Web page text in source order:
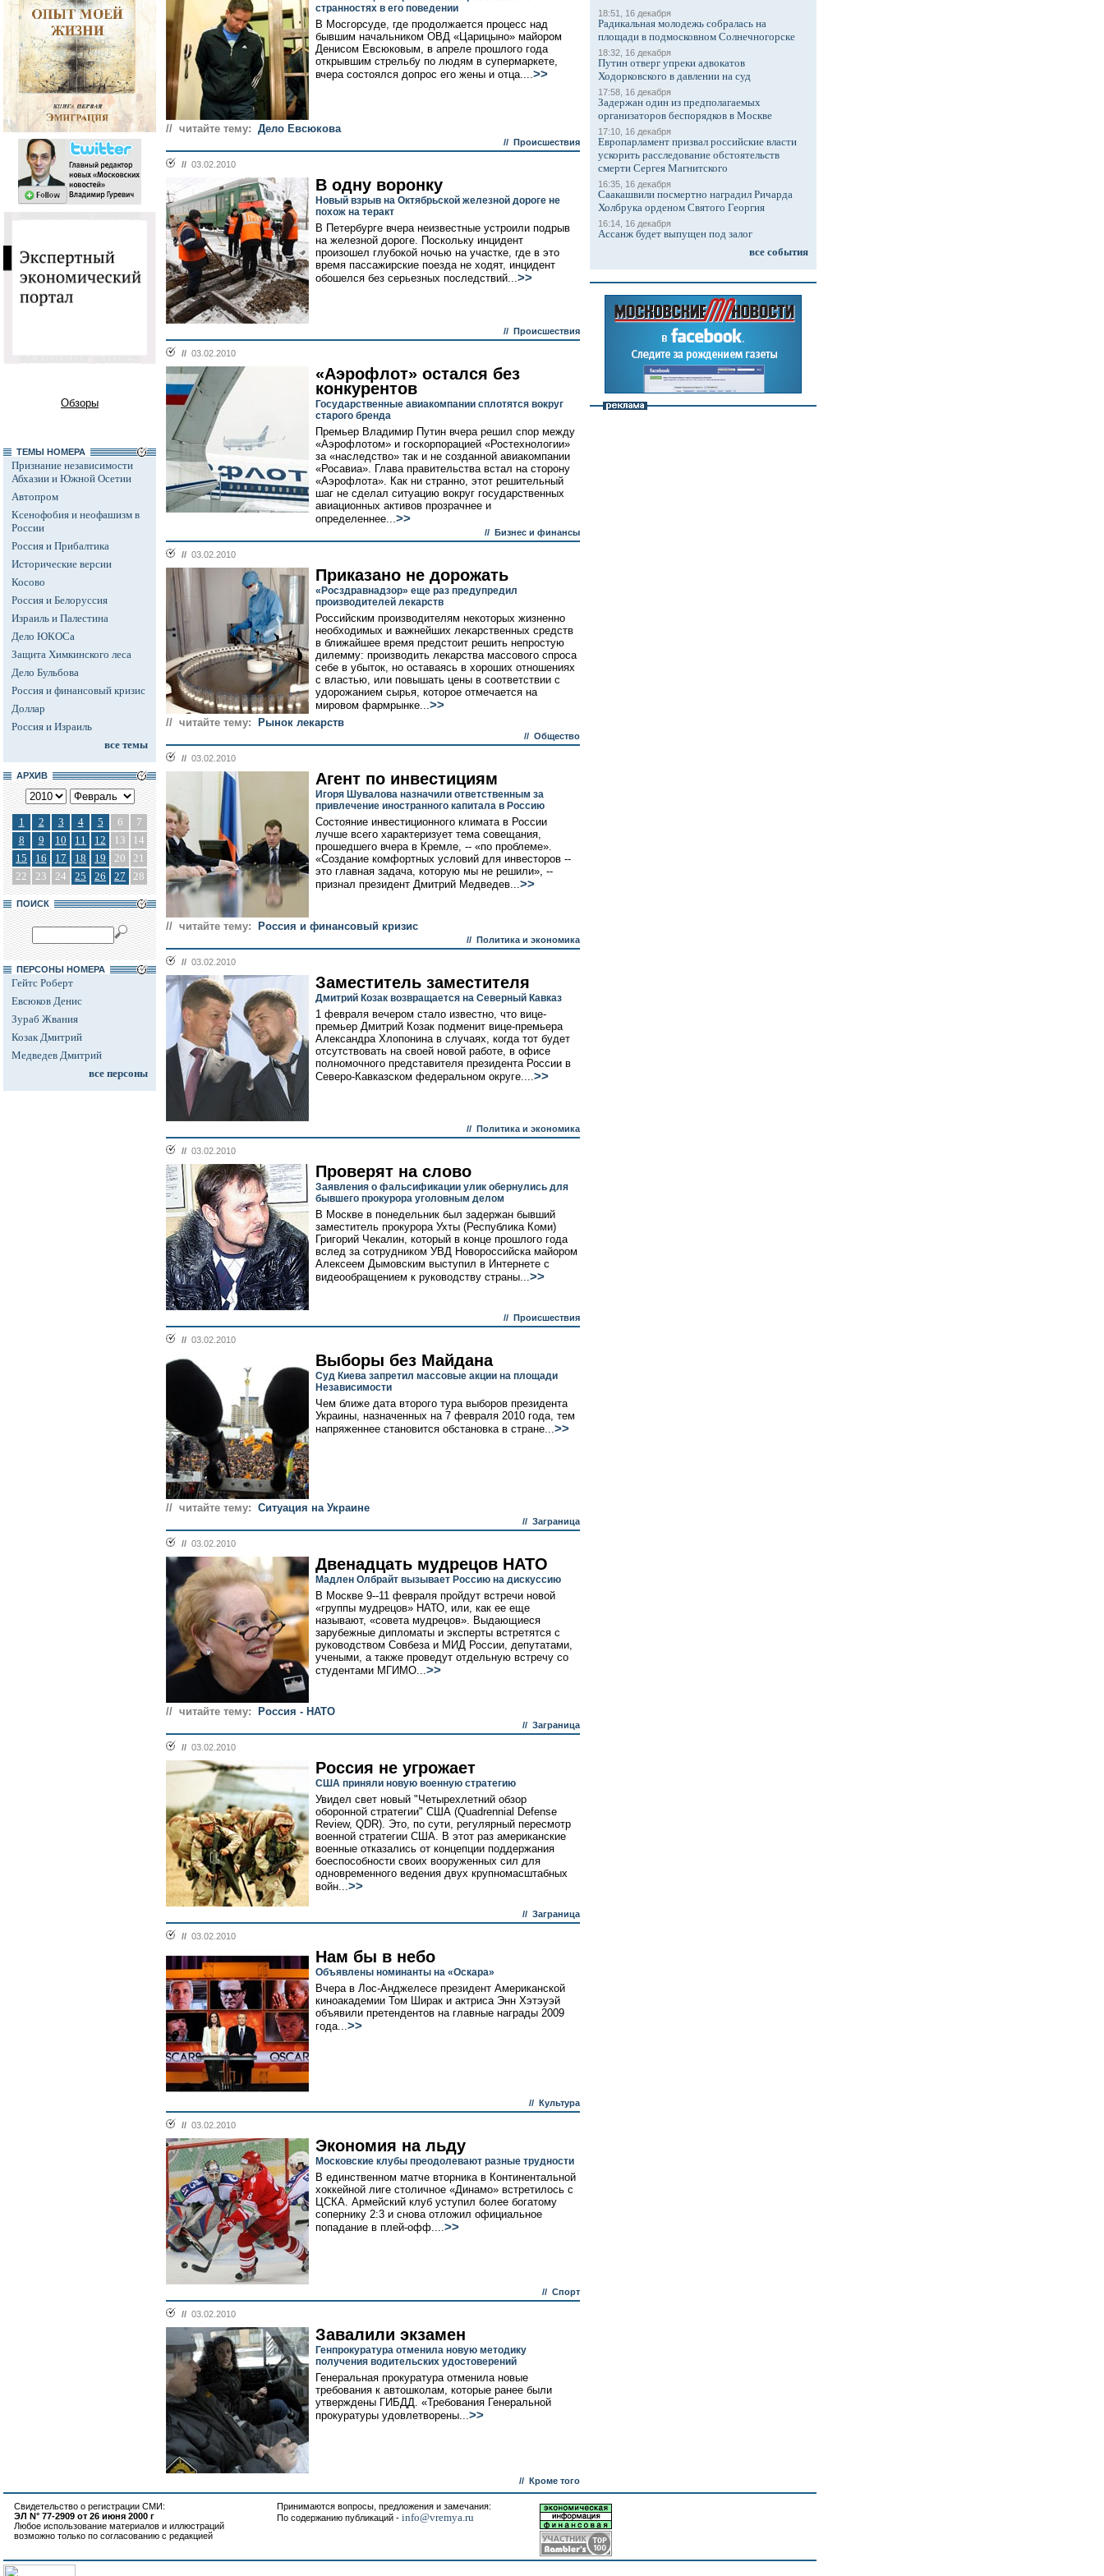
Обзоры
ТЕМЫ НОМЕРА
Признание независимости
Абхазии и Южной Осетии
Автопром
Ксенофобия и неофашизм в
России
Россия и Прибалтика
Исторические версии
Косово
Россия и Белоруссия
Израиль и Палестина
Дело ЮКОСа
Защита Химкинского леса
Дело Бульбова
Россия и финансовый кризис
Доллар
Россия и Израиль
все темы
АРХИВ
1 2 3 4 5 6
7
8
9 10 11 12 13
14
15
16 17 18 19 20
21
22
23 24 25 26 27 28
ПОИСК
ПЕРСОНЫ НОМЕРА
Гейтс Роберт
Евсюков Денис
Зураб Жвания
Козак Дмитрий
Медведев Дмитрий
все персоны
странностях в его поведении
В Мосгорсуде, где продолжается процесс над
бывшим начальником ОВД «Царицыно» майором
Денисом Евсюковым, в апреле прошлого года
открывшим стрельбу по людям в супермаркете,
вчера состоялся допрос его жены и отца....>>
// читайте тему: Дело Евсюкова
// Происшествия
// 03.02.2010
В одну воронку
Новый взрыв на Октябрьской железной дороге не
похож на теракт
В Петербурге вчера неизвестные устроили подрыв
на железной дороге. Поскольку инцидент
произошел глубокой ночью на участке, где в это
время пассажирские поезда не ходят, инцидент
обошелся без серьезных последствий...>>
// Происшествия
// 03.02.2010
«Аэрофлот» остался без
конкурентов
Государственные авиакомпании сплотятся вокруг
старого бренда
Премьер Владимир Путин вчера решил спор между
«Аэрофлотом» и госкорпорацией «Ростехнологии»
за «наследство» так и не созданной авиакомпании
«Росавиа». Глава правительства встал на сторону
«Аэрофлота». Как ни странно, этот решительный
шаг не сделал ситуацию вокруг государственных
авиационных активов прозрачнее и
определеннее...>>
// Бизнес и финансы
// 03.02.2010
Приказано не дорожать
«Росздравнадзор» еще раз предупредил
производителей лекарств
Российским производителям некоторых жизненно
необходимых и важнейших лекарственных средств
в ближайшее время предстоит решить непростую
дилемму: производить лекарства массового спроса
себе в убыток, но оставаясь в хороших отношениях
с властью, или повышать цены в соответствии с
удорожанием сырья, которое отмечается на
мировом фармрынке...>>
// читайте тему: Рынок лекарств
// Общество
// 03.02.2010
Агент по инвестициям
Игоря Шувалова назначили ответственным за
привлечение иностранного капитала в Россию
Состояние инвестиционного климата в России
лучше всего характеризует тема совещания,
прошедшего вчера в Кремле, -- «по проблеме».
«Создание комфортных условий для инвесторов --
это главная задача, которую мы не решили», --
признал президент Дмитрий Медведев...>>
// читайте тему: Россия и финансовый кризис
// Политика и экономика
// 03.02.2010
Заместитель заместителя
Дмитрий Козак возвращается на Северный Кавказ
1 февраля вечером стало известно, что вице-
премьер Дмитрий Козак подменит вице-премьера
Александра Хлопонина в случаях, когда тот будет
отсутствовать на своей новой работе, в офисе
полномочного представителя президента России в
Северо-Кавказском федеральном округе....>>
// Политика и экономика
// 03.02.2010
Проверят на слово
Заявления о фальсификации улик обернулись для
бывшего прокурора уголовным делом
В Москве в понедельник был задержан бывший
заместитель прокурора Ухты (Республика Коми)
Григорий Чекалин, который в конце прошлого года
вслед за сотрудником УВД Новороссийска майором
Алексеем Дымовским выступил в Интернете с
видеообращением к руководству страны...>>
// Происшествия
// 03.02.2010
Выборы без Майдана
Суд Киева запретил массовые акции на площади
Независимости
Чем ближе дата второго тура выборов президента
Украины, назначенных на 7 февраля 2010 года, тем
напряженнее становится обстановка в стране...>>
// читайте тему: Ситуация на Украине
// Заграница
// 03.02.2010
Двенадцать мудрецов НАТО
Мадлен Олбрайт вызывает Россию на дискуссию
В Москве 9--11 февраля пройдут встречи новой
«группы мудрецов» НАТО, или, как ее еще
называют, «совета мудрецов». Выдающиеся
зарубежные дипломаты и эксперты встретятся с
руководством Совбеза и МИД России, депутатами,
учеными, а также проведут отдельную встречу со
студентами МГИМО...>>
// читайте тему: Россия - НАТО
// Заграница
// 03.02.2010
Россия не угрожает
США приняли новую военную стратегию
Увидел свет новый "Четырехлетний обзор
оборонной стратегии" США (Quadrennial Defense
Review, QDR). Это, по сути, регулярный пересмотр
военной стратегии США. В этот раз американские
военные отказались от концепции поддержания
боеспособности своих вооруженных сил для
одновременного ведения двух крупномасштабных
войн...>>
// Заграница
// 03.02.2010
Нам бы в небо
Объявлены номинанты на «Оскара»
Вчера в Лос-Анджелесе президент Американской
киноакадемии Том Ширак и актриса Энн Хэтэуэй
объявили претендентов на главные награды 2009
года...>>
// Культура
// 03.02.2010
Экономия на льду
Московские клубы преодолевают разные трудности
В единственном матче вторника в Континентальной
хоккейной лиге столичное «Динамо» встретилось с
ЦСКА. Армейский клуб уступил более богатому
сопернику 2:3 и снова отложил официальное
попадание в плей-офф....>>
// Спорт
// 03.02.2010
Завалили экзамен
Генпрокуратура отменила новую методику
получения водительских удостоверений
Генеральная прокуратура отменила новые
требования к автошколам, которые ранее были
утверждены ГИБДД. «Требования Генеральной
прокуратуры удовлетворены...>>
// Кроме того
18:51, 16 декабря
Радикальная молодежь собралась на
площади в подмосковном Солнечногорске
18:32, 16 декабря
Путин отверг упреки адвокатов
Ходорковского в давлении на суд
17:58, 16 декабря
Задержан один из предполагаемых
организаторов беспорядков в Москве
17:10, 16 декабря
Европарламент призвал российские власти
ускорить расследование обстоятельств
смерти Сергея Магнитского
16:35, 16 декабря
Саакашвили посмертно наградил Ричарда
Холбрука орденом Святого Георгия
16:14, 16 декабря
Ассанж будет выпущен под залог
все события
Свидетельство о регистрации СМИ:
ЭЛ N° 77-2909 от 26 июня 2000 г
Любое использование материалов и иллюстраций
возможно только по согласованию с редакцией
Принимаются вопросы, предложения и замечания:
По содержанию публикаций - info@vremya.ru